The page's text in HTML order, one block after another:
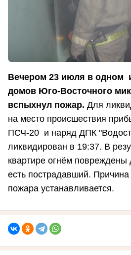
Вечером 23 июля в одном
домов Юго-Восточного
вспыхнул пожар. Для
на место происшествия
ПСЧ-20 и наряд ДПК
ликвидирован в 19:37. В
квартире огнём
есть пострадавший. Причина
пожара устанавливается.